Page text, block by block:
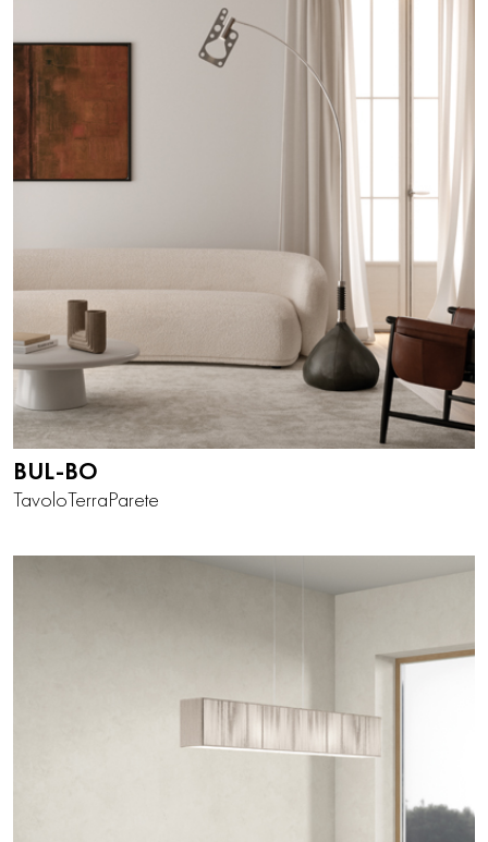
BUL-BO
TavoloTerraParete